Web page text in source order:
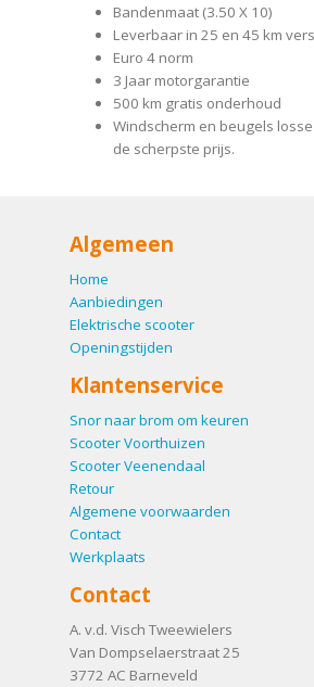
Bandenmaat (3.50 X 10)
Leverbaar in 25 en 45 km
Euro 4 norm
3 Jaar motorgarantie
500 km gratis onderhoud
Windscherm en beugels
de scherpste prijs.
Algemeen
Home
Aanbiedingen
Elektrische scooter
Openingstijden
Klantenservice
Snor naar brom om keuren
Scooter Voorthuizen
Scooter Veenendaal
Retour
Algemene voorwaarden
Contact
Werkplaats
Contact
A. v.d. Visch Tweewielers
Van Dompselaerstraat 25
3772 AC Barneveld